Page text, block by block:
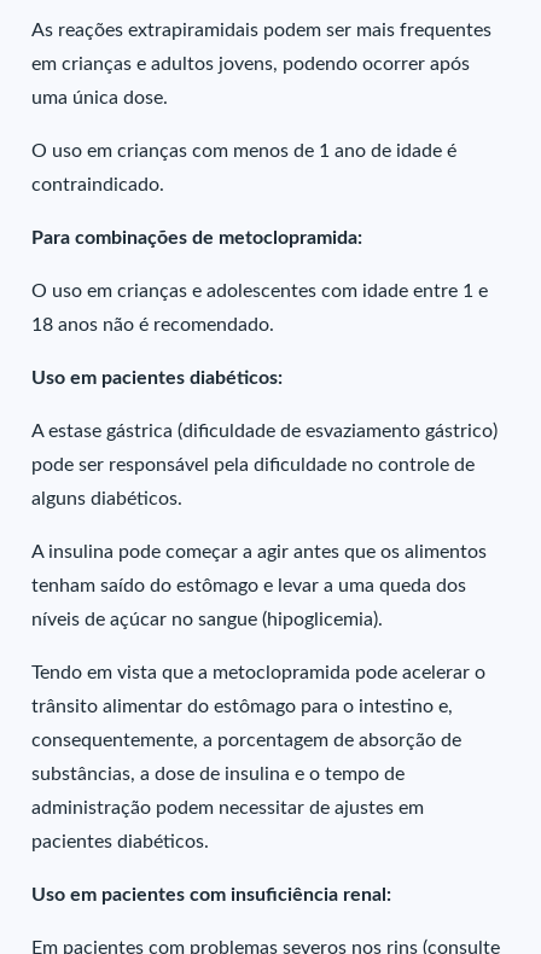
As reações extrapiramidais podem ser mais frequentes
em crianças e adultos jovens, podendo ocorrer após
uma única dose.
O uso em crianças com menos de 1 ano de idade é
contraindicado.
Para combinações de metoclopramida:
O uso em crianças e adolescentes com idade entre 1 e
18 anos não é recomendado.
Uso em pacientes diabéticos:
A estase gástrica (dificuldade de esvaziamento gástrico)
pode ser responsável pela dificuldade no controle de
alguns diabéticos.
A insulina pode começar a agir antes que os alimentos
tenham saído do estômago e levar a uma queda dos
níveis de açúcar no sangue (hipoglicemia).
Tendo em vista que a metoclopramida pode acelerar o
trânsito alimentar do estômago para o intestino e,
consequentemente, a porcentagem de absorção de
substâncias, a dose de insulina e o tempo de
administração podem necessitar de ajustes em
pacientes diabéticos.
Uso em pacientes com insuficiência renal:
Em pacientes com problemas severos nos rins (consulte